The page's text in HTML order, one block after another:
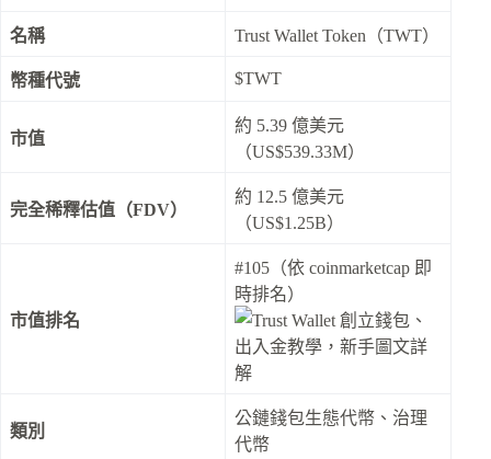
名稱 Trust Wallet Token（TWT）
幣種代號 $TWT
市值
約 5.39 億美元
（US$539.33M）
完全稀釋估值（FDV）
約 12.5 億美元
（US$1.25B）
市值排名
#105（依 coinmarketcap 即
時排名）
類別
公鏈錢包生態代幣、治理
代幣